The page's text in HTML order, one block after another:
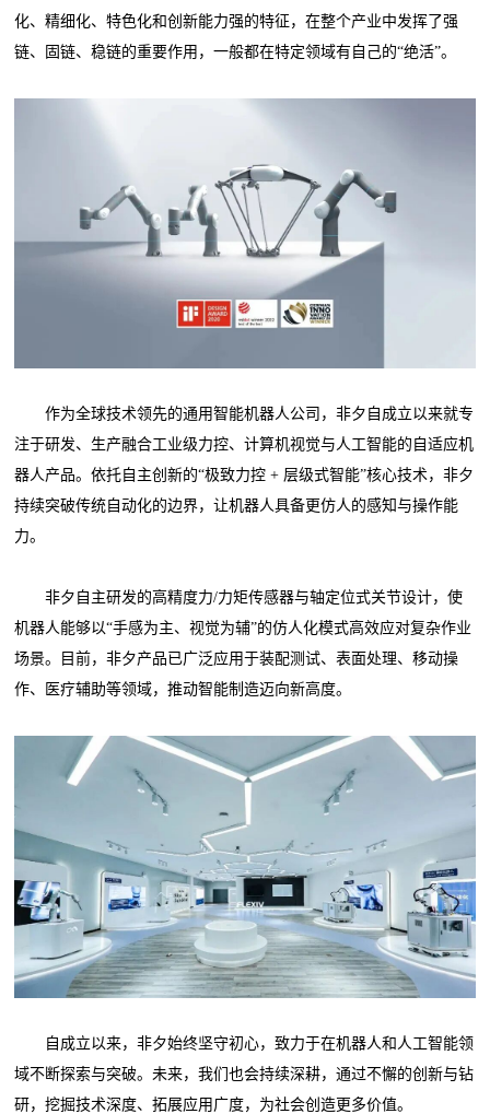
化、精细化、特色化和创新能力强的特征，在整个产业中发挥了强
链、固链、稳链的重要作用，一般都在特定领域有自己的“绝活”。
作为全球技术领先的通用智能机器人公司，非夕自成立以来就专
注于研发、生产融合工业级力控、计算机视觉与人工智能的自适应机
器人产品。依托自主创新的“极致力控 + 层级式智能”核心技术，非夕
持续突破传统自动化的边界，让机器人具备更仿人的感知与操作能
力。
非夕自主研发的高精度力/力矩传感器与轴定位式关节设计，使
机器人能够以“手感为主、视觉为辅”的仿人化模式高效应对复杂作业
场景。目前，非夕产品已广泛应用于装配测试、表面处理、移动操
作、医疗辅助等领域，推动智能制造迈向新高度。
自成立以来，非夕始终坚守初心，致力于在机器人和人工智能领
域不断探索与突破。未来，我们也会持续深耕，通过不懈的创新与钻
研，挖掘技术深度、拓展应用广度，为社会创造更多价值。